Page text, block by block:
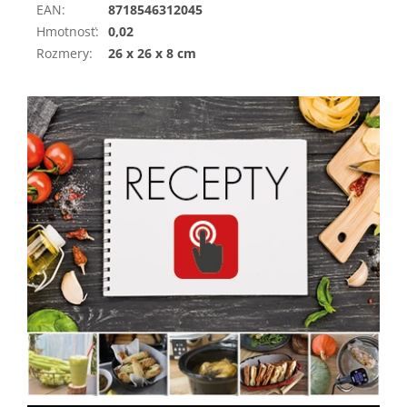
EAN:
8718546312045
Hmotnosť: 0,02
Rozmery: 26 x 26 x 8 cm